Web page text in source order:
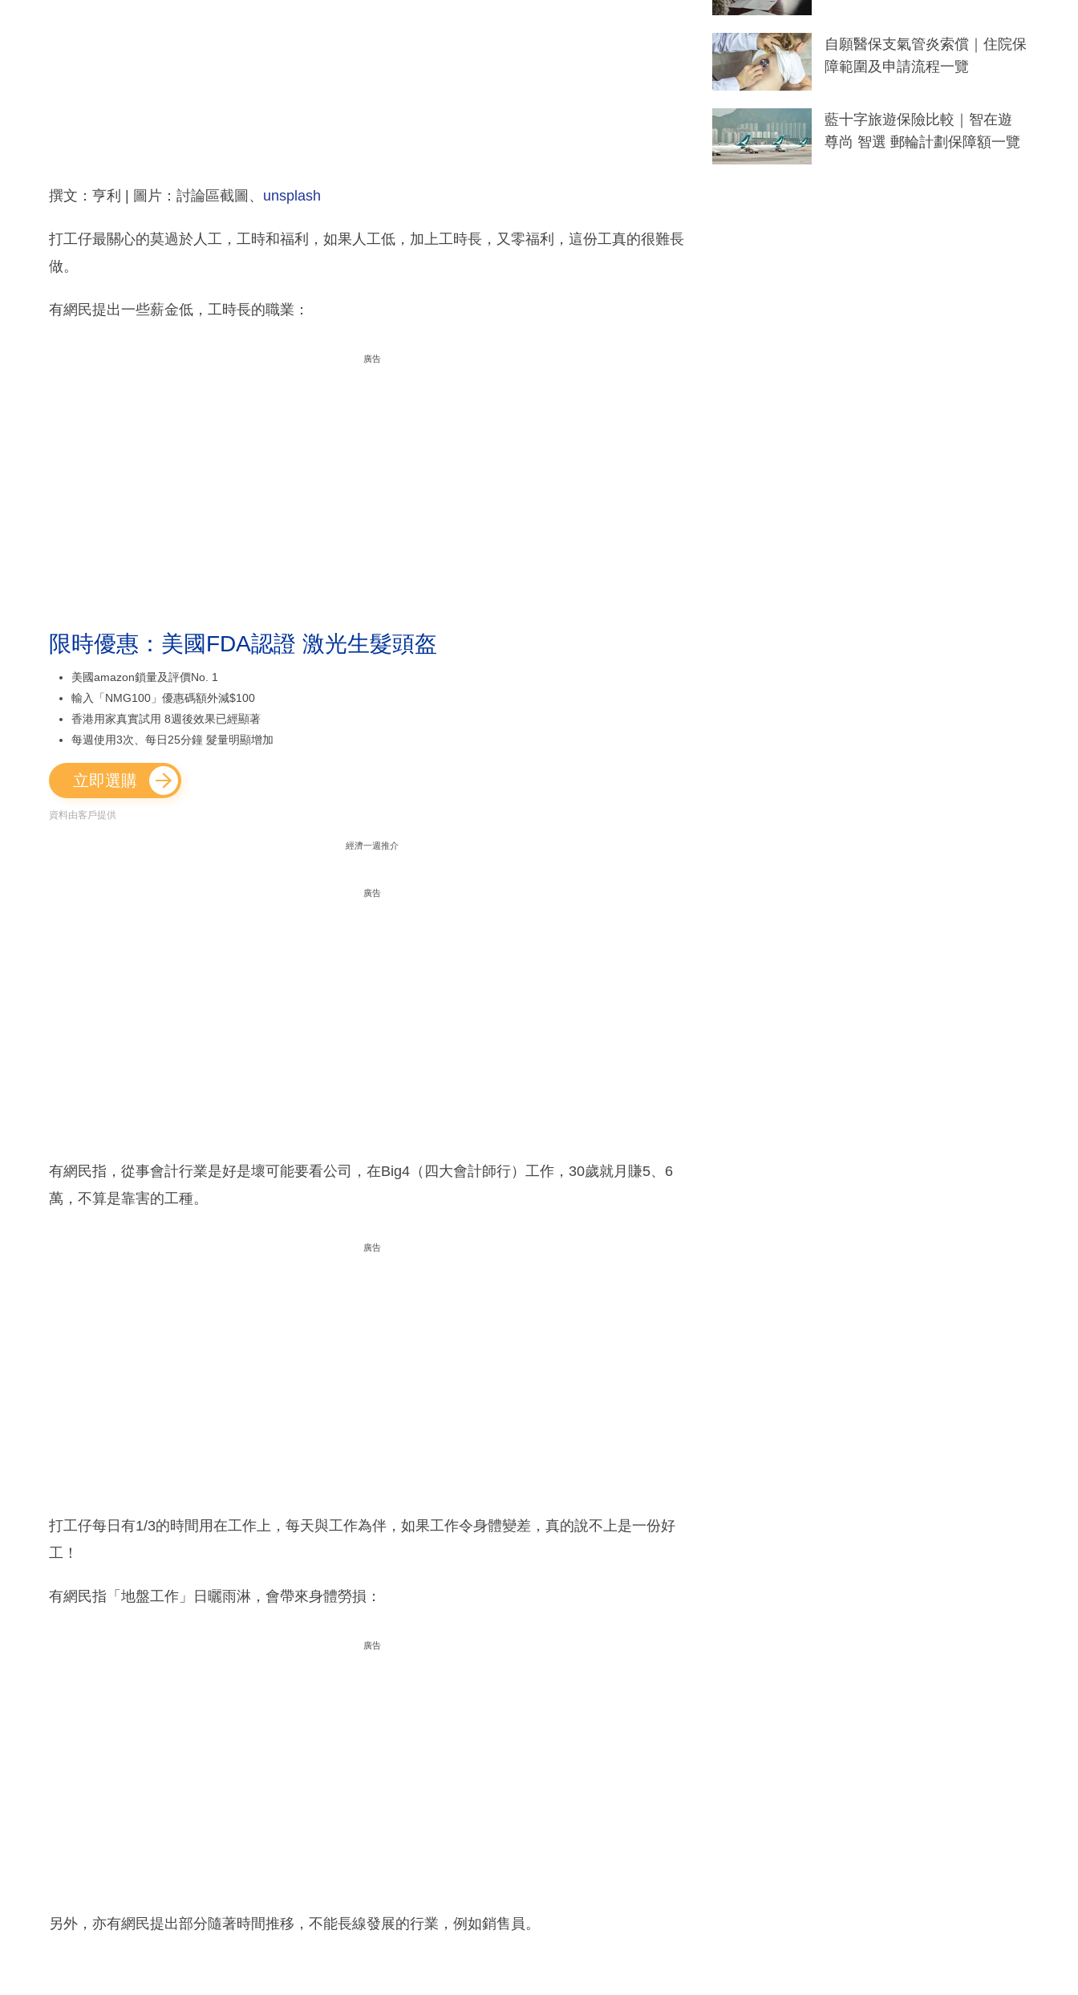
撰文：亨利 | 圖片：討論區截圖、 unsplash
打工仔最關心的莫過於人工，工時和福利，如果人工低，加上工時長，又零福利，這份工真的很難長
做。
有網民提出一些薪金低，工時長的職業：
廣告
限時優惠：美國FDA認證 激光生髮頭盔
美國amazon鎖量及評價No. 1
輸入「NMG100」優惠碼額外減$100
香港用家真實試用 8週後效果已經顯著
每週使用3次、每日25分鐘 髮量明顯增加
立即選購
資料由客戶提供
經濟一週推介
廣告
有網民指，從事會計行業是好是壞可能要看公司，在Big4（四大會計師行）工作，30歲就月賺5、6
萬，不算是靠害的工種。
廣告
打工仔每日有1/3的時間用在工作上，每天與工作為伴，如果工作令身體變差，真的說不上是一份好
工！
有網民指「地盤工作」日曬雨淋，會帶來身體勞損：
廣告
另外，亦有網民提出部分隨著時間推移，不能長線發展的行業，例如銷售員。
自願醫保支氣管炎索償｜住院保
障範圍及申請流程一覽
藍十字旅遊保險比較｜智在遊
尊尚 智選 郵輪計劃保障額一覽